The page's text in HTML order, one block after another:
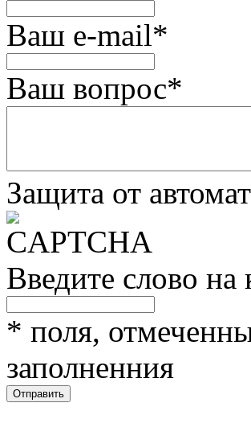
Ваш e-mail*
Ваш вопрос*
Защита от
Введите слово на
* поля,
заполненния